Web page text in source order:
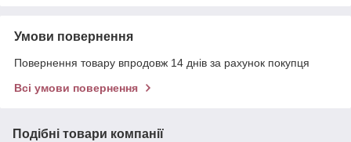
Умови повернення
Повернення товару впродовж 14 днів за рахунок покупця
Всі умови повернення
Подібні товари компанії